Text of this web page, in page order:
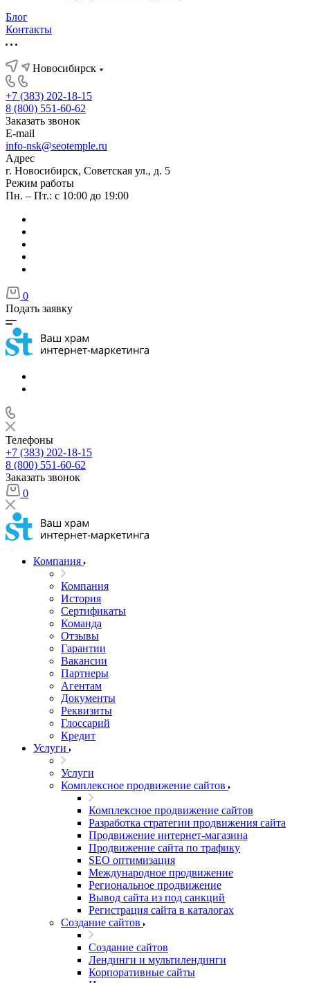
Блог
Контакты
Новосибирск
+7 (383) 202-18-15
8 (800) 551-60-62
Заказать звонок
E-mail
info-nsk@seotemple.ru
Адрес
г. Новосибирск, Советская ул., д. 5
Режим работы
Пн. – Пт.: с 10:00 до 19:00
0
Подать заявку
Телефоны
+7 (383) 202-18-15
8 (800) 551-60-62
Заказать звонок
0
Компания
Компания
История
Сертификаты
Команда
Отзывы
Гарантии
Вакансии
Партнеры
Агентам
Документы
Реквизиты
Глоссарий
Кредит
Услуги
Услуги
Комплексное продвижение сайтов
Комплексное продвижение сайтов
Разработка стратегии продвижения сайта
Продвижение интернет-магазина
Продвижение сайта по трафику
SEO оптимизация
Международное продвижение
Региональное продвижение
Вывод сайта из под санкций
Регистрация сайта в каталогах
Создание сайтов
Создание сайтов
Лендинги и мультилендинги
Корпоративные сайты